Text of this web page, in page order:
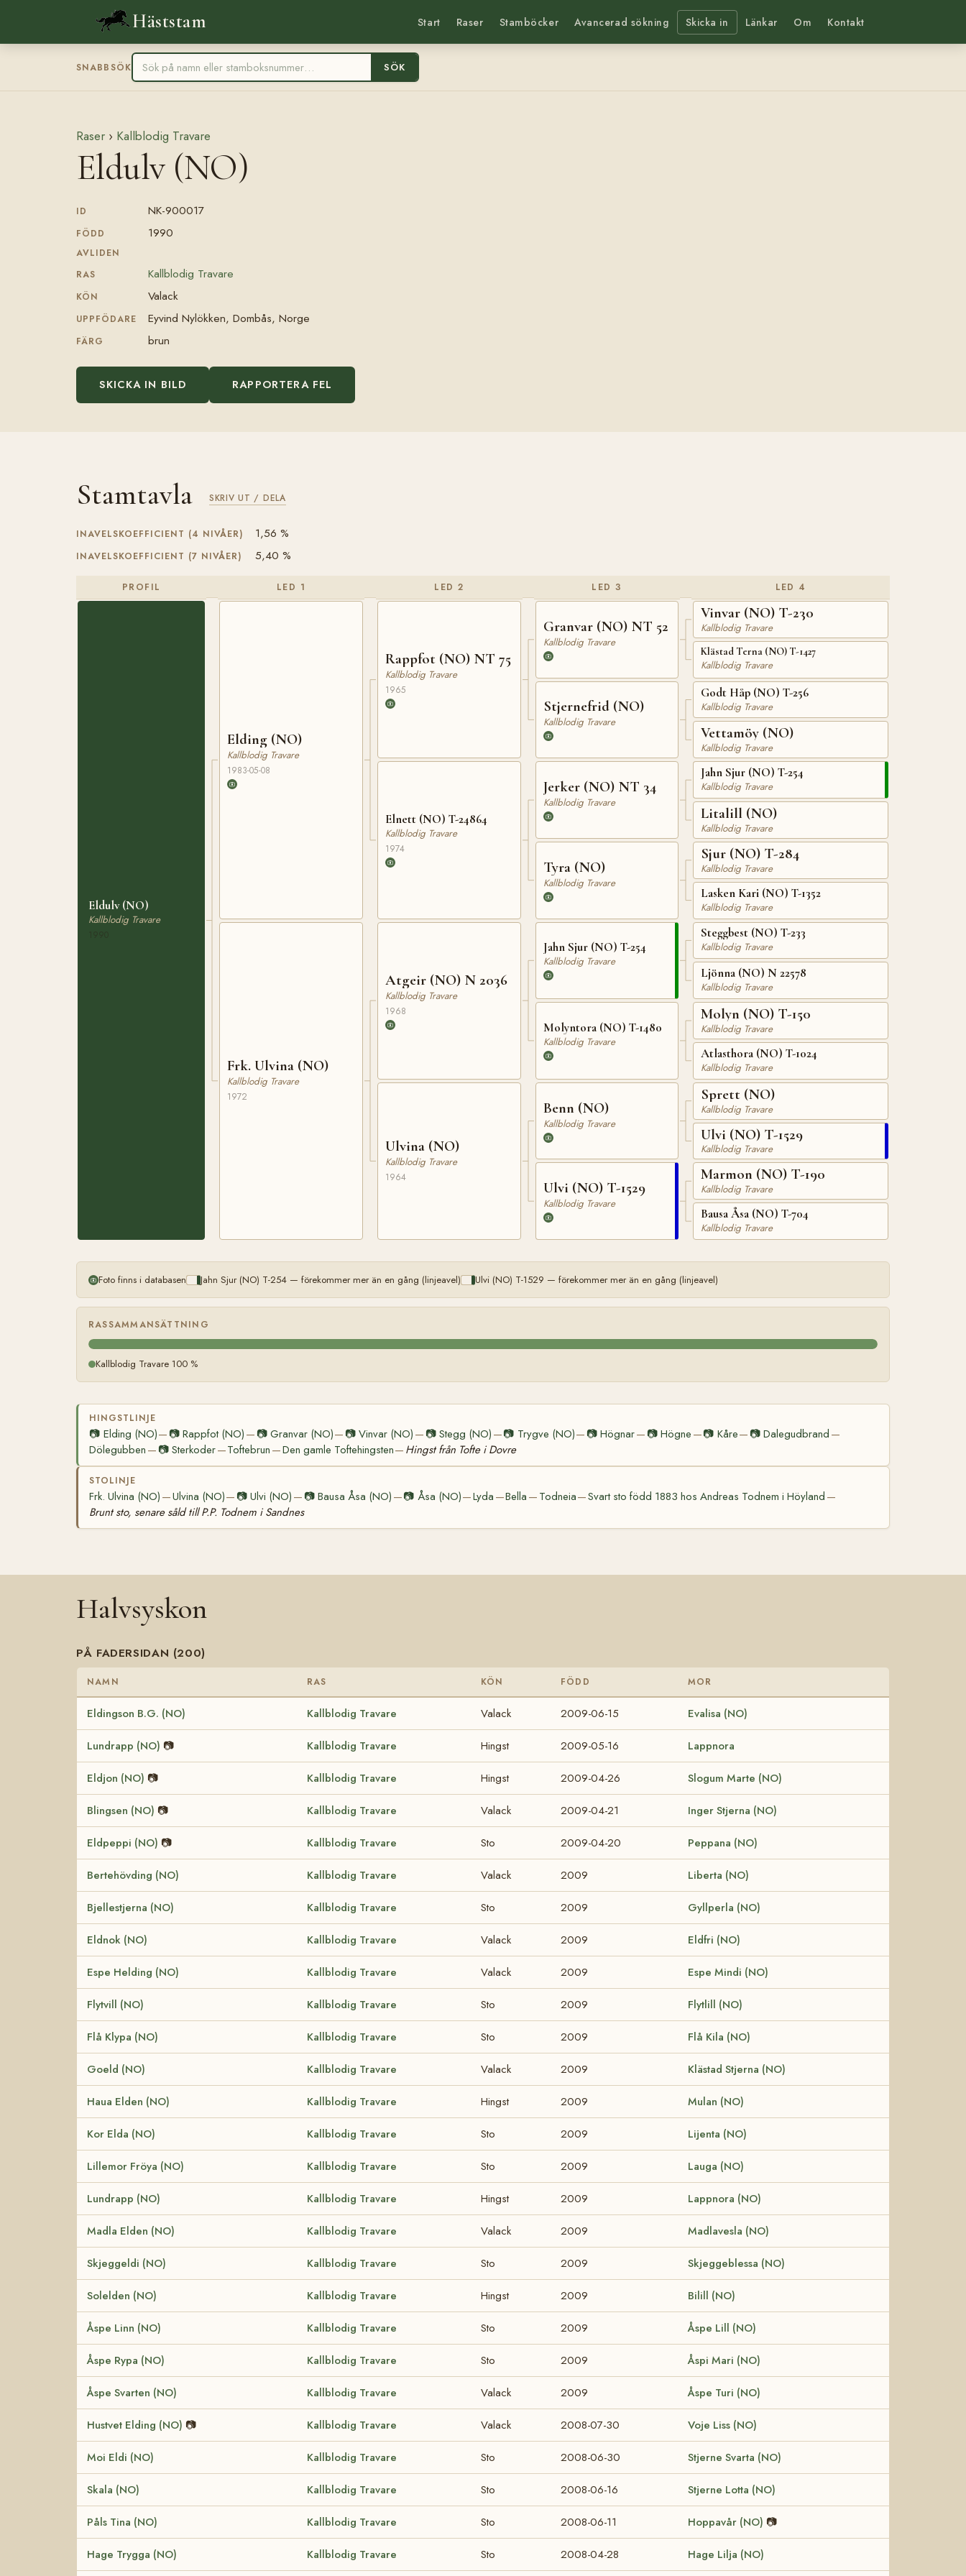
Häststam Start Raser Stamböcker Avancerad sökning Skicka in Länkar Om Kontakt
SNABBSÖK SÖK
Raser › Kallblodig Travare
Eldulv (NO)
ID NK-900017
FÖDD 1990
AVLIDEN
RAS
Kallblodig Travare
KÖN Valack
UPPFÖDARE Eyvind Nylökken, Dombås, Norge
FÄRG brun
SKICKA IN BILD RAPPORTERA FEL
Stamtavla SKRIV UT / DELA
INAVELSKOEFFICIENT (4 NIVÅER) 1,56 %
INAVELSKOEFFICIENT (7 NIVÅER) 5,40 %
PROFIL
Eldulv (NO)
Kallblodig Travare
LED 1
Elding (NO)
Kallblodig Travare
1983-05-08
Frk. Ulvina (NO)
Kallblodig Travare
1972
LED 2
Rappfot (NO) NT 75
Kallblodig Travare
1965
Elnett (NO) T-24864
Kallblodig Travare
1974
Atgeir (NO) N 2036
Kallblodig Travare
1968
Ulvina (NO)
Kallblodig Travare
1964
LED 3
Granvar (NO) NT 52
Kallblodig Travare
Stjernefrid (NO)
Kallblodig Travare
Jerker (NO) NT 34
Kallblodig Travare
Tyra (NO)
Kallblodig Travare
Jahn Sjur (NO) T-254
Kallblodig Travare
Molyntora (NO) T-1480
Kallblodig Travare
Benn (NO)
Kallblodig Travare
Ulvi (NO) T-1529
Kallblodig Travare
LED 4
Vinvar (NO) T-230
Kallblodig Travare
Klästad Terna (NO) T-1427
Kallblodig Travare
Godt Håp (NO) T-256
Kallblodig Travare
Vettamöy (NO)
Kallblodig Travare
Jahn Sjur (NO) T-254
Kallblodig Travare
Litalill (NO)
Kallblodig Travare
Sjur (NO) T-284
Kallblodig Travare
Lasken Kari (NO) T-1352
Kallblodig Travare
Steggbest (NO) T-233
Kallblodig Travare
Ljönna (NO) N 22578
Kallblodig Travare
Molyn (NO) T-150
Kallblodig Travare
Atlasthora (NO) T-1024
Kallblodig Travare
Sprett (NO)
Kallblodig Travare
Ulvi (NO) T-1529
Kallblodig Travare
Marmon (NO) T-190
Kallblodig Travare
Bausa Åsa (NO) T-704
Kallblodig Travare
Foto finns i databasen Jahn Sjur (NO) T-254 — förekommer mer än en gång (linjeavel) Ulvi (NO) T-1529 — förekommer mer än en gång (linjeavel)
RASSAMMANSÄTTNING
Kallblodig Travare 100 %
HINGSTLINJE
📷 Elding (NO)— 📷Rappfot (NO) — 📷 Granvar (NO)— 📷 Vinvar (NO) — 📷Stegg (NO) —📷 Trygve (NO)— 📷Högnar— 📷Högne —📷 Kåre— 📷Dalegudbrand —
Dölegubben — 📷Sterkoder—Toftebrun —Den gamle Toftehingsten— Hingst från Tofte i Dovre
STOLINJE
Frk. Ulvina (NO) —Ulvina (NO)— 📷Ulvi (NO) — 📷Bausa Åsa (NO) —📷 Åsa (NO)—Lyda —Bella — Todneia—Svart sto född 1883 hos Andreas Todnem i Höyland —
Brunt sto, senare såld till P.P. Todnem i Sandnes
Halvsyskon
PÅ FADERSIDAN (200)
NAMN RAS KÖN FÖDD MOR
Eldingson B.G. (NO) Kallblodig Travare Valack 2009-06-15 Evalisa (NO)
Lundrapp (NO) 📷 Kallblodig Travare Hingst 2009-05-16 Lappnora
Eldjon (NO) 📷 Kallblodig Travare Hingst 2009-04-26 Slogum Marte (NO)
Blingsen (NO) 📷 Kallblodig Travare Valack 2009-04-21 Inger Stjerna (NO)
Eldpeppi (NO) 📷 Kallblodig Travare Sto 2009-04-20 Peppana (NO)
Bertehövding (NO) Kallblodig Travare Valack 2009 Liberta (NO)
Bjellestjerna (NO) Kallblodig Travare Sto 2009 Gyllperla (NO)
Eldnok (NO) Kallblodig Travare Valack 2009 Eldfri (NO)
Espe Helding (NO) Kallblodig Travare Valack 2009 Espe Mindi (NO)
Flytvill (NO) Kallblodig Travare Sto 2009 Flytlill (NO)
Flå Klypa (NO) Kallblodig Travare Sto 2009 Flå Kila (NO)
Goeld (NO) Kallblodig Travare Valack 2009 Klästad Stjerna (NO)
Haua Elden (NO) Kallblodig Travare Hingst 2009 Mulan (NO)
Kor Elda (NO) Kallblodig Travare Sto 2009 Lijenta (NO)
Lillemor Fröya (NO) Kallblodig Travare Sto 2009 Lauga (NO)
Lundrapp (NO) Kallblodig Travare Hingst 2009 Lappnora (NO)
Madla Elden (NO) Kallblodig Travare Valack 2009 Madlavesla (NO)
Skjeggeldi (NO) Kallblodig Travare Sto 2009 Skjeggeblessa (NO)
Solelden (NO) Kallblodig Travare Hingst 2009 Bilill (NO)
Åspe Linn (NO) Kallblodig Travare Sto 2009 Åspe Lill (NO)
Åspe Rypa (NO) Kallblodig Travare Sto 2009 Åspi Mari (NO)
Åspe Svarten (NO) Kallblodig Travare Valack 2009 Åspe Turi (NO)
Hustvet Elding (NO) 📷 Kallblodig Travare Valack 2008-07-30 Voje Liss (NO)
Moi Eldi (NO) Kallblodig Travare Sto 2008-06-30 Stjerne Svarta (NO)
Skala (NO) Kallblodig Travare Sto 2008-06-16 Stjerne Lotta (NO)
Påls Tina (NO) Kallblodig Travare Sto 2008-06-11 Hoppavår (NO) 📷
Hage Trygga (NO) Kallblodig Travare Sto 2008-04-28 Hage Lilja (NO)